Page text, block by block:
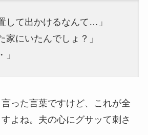
して出かけるなんて…」
家にいたんでしょ？」
った言葉ですけど、これが全
よね。夫の心にグサッて刺さ